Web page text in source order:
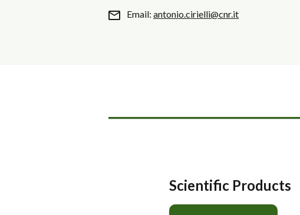
Email: antonio.cirielli@cnr.it
Scientific Products